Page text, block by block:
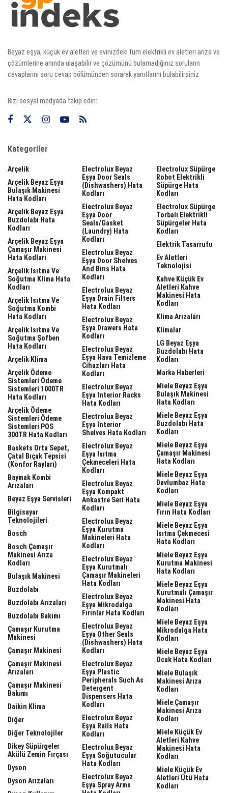
Beyaz eşya, küçük ev aletleri ve evinizdeki tüm elektrikli ev aletleri arıza ve
çözümlerine anında ulaşabilir ve çözümünü bulamadığınız soruların
cevaplarını soru cevap bölümünden sorarak yanıtlarını bulabilirsiniz
Bizi sosyal medyada takip edin:
Kategoriler
Arçelik
Arçelik Beyaz Eşya
Bulaşık Makinesi
Hata Kodları
Arçelik Beyaz Eşya
Buzdolabı Hata
Kodları
Arçelik Beyaz Eşya
Çamaşır Makinesi
Hata Kodları
Arçelik Isıtma Ve
Soğutma Klima Hata
Kodları
Arçelik Isıtma Ve
Soğutma Kombi
Hata Kodları
Arçelik Isıtma Ve
Soğutma Şofben
Hata Kodları
Arçelik Klima
Arçelik Ödeme
Sistemleri Ödeme
Sistemleri 1000TR
Hata Kodları
Arçelik Ödeme
Sistemleri Ödeme
Sistemleri POS
300TR Hata Kodları
Baskets Orta Sepet,
Çatal Bıçak Tepsisi
(Konfor Rayları)
Baymak Kombi
Arızaları
Beyaz Eşya Servisleri
Bilgisayar
Teknolojileri
Bosch
Bosch Çamaşır
Makinesi Arıza
Kodları
Bulaşık Makinesi
Buzdolabı
Buzdolabı Arızaları
Buzdolabı Bakımı
Çamaşır Kurutma
Makinesi
Çamaşır Makinesi
Çamaşır Makinesi
Arızaları
Çamaşır Makinesi
Bakımı
Daikin Klima
Diğer
Diğer Teknolojiler
Dikey Süpürgeler
Akülü Zemin Fırçası
Dyson
Dyson Arızaları
Electrolux Beyaz
Eşya Door Seals
(dishwashers) Hata
Kodları
Electrolux Beyaz
Eşya Door
Seals/gasket
(laundry) Hata
Kodları
Electrolux Beyaz
Eşya Door Shelves
And Bins Hata
Kodları
Electrolux Beyaz
Eşya Drain Filters
Hata Kodları
Electrolux Beyaz
Eşya Drawers Hata
Kodları
Electrolux Beyaz
Eşya Hava Temizleme
Cihazları Hata
Kodları
Electrolux Beyaz
Eşya Interior Racks
Hata Kodları
Electrolux Beyaz
Eşya Interior
Shelves Hata Kodları
Electrolux Beyaz
Eşya Isıtma
Çekmeceleri Hata
Kodları
Electrolux Beyaz
Eşya Kompakt
Ankastre Seri Hata
Kodları
Electrolux Beyaz
Eşya Kurutma
Makineleri Hata
Kodları
Electrolux Beyaz
Eşya Kurutmalı
Çamaşır Makineleri
Hata Kodları
Electrolux Beyaz
Eşya Mikrodalga
Fırınlar Hata Kodları
Electrolux Beyaz
Eşya Other Seals
(dishwashers) Hata
Kodları
Electrolux Beyaz
Eşya Plastic
Peripherals Such As
Detergent
Dispensers Hata
Kodları
Electrolux Beyaz
Eşya Rails Hata
Kodları
Electrolux Beyaz
Eşya Soğutucular
Hata Kodları
Electrolux Beyaz
Eşya Spray Arms
Electrolux Süpürge
Robot Elektrikli
Süpürge Hata
Kodları
Electrolux Süpürge
Torbalı Elektrikli
Süpürgeler Hata
Kodları
Elektrik Tasarrufu
Ev Aletleri
Teknolojisi
Kahve Küçük Ev
Aletleri Kahve
Makinesi Hata
Kodları
Klima Arızaları
Klimalar
LG Beyaz Eşya
Buzdolabı Hata
Kodları
Marka Haberleri
Miele Beyaz Eşya
Bulaşık Makinesi
Hata Kodları
Miele Beyaz Eşya
Buzdolabı Hata
Kodları
Miele Beyaz Eşya
Çamaşır Makinesi
Hata Kodları
Miele Beyaz Eşya
Davlumbaz Hata
Kodları
Miele Beyaz Eşya
Fırın Hata Kodları
Miele Beyaz Eşya
Isıtma Çekmecesi
Hata Kodları
Miele Beyaz Eşya
Kurutma Makinesi
Hata Kodları
Miele Beyaz Eşya
Kurutmalı Çamaşır
Makinesi Hata
Kodları
Miele Beyaz Eşya
Mikrodalga Hata
Kodları
Miele Beyaz Eşya
Ocak Hata Kodları
Miele Bulaşık
Makinesi Arıza
Kodları
Miele Çamaşır
Makinesi Arıza
Kodları
Miele Küçük Ev
Aletleri Kahve
Makinesi Hata
Kodları
Miele Küçük Ev
Aletleri Ütü Hata
Kodları